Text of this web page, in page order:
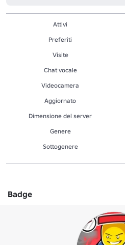
Attivi
Preferiti
Visite
Chat vocale
Videocamera
Aggiornato
Dimensione del server
Genere
Sottogenere
Badge